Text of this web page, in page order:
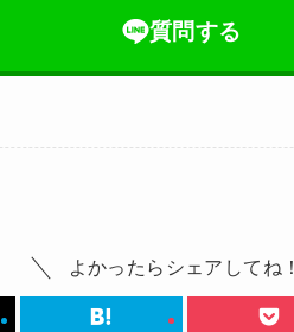
質問する
よかったらシェアしてね！